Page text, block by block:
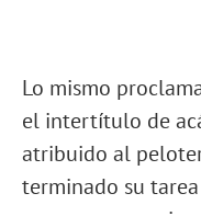
Lo mismo
el intertítulo de
atribuido al
terminado su